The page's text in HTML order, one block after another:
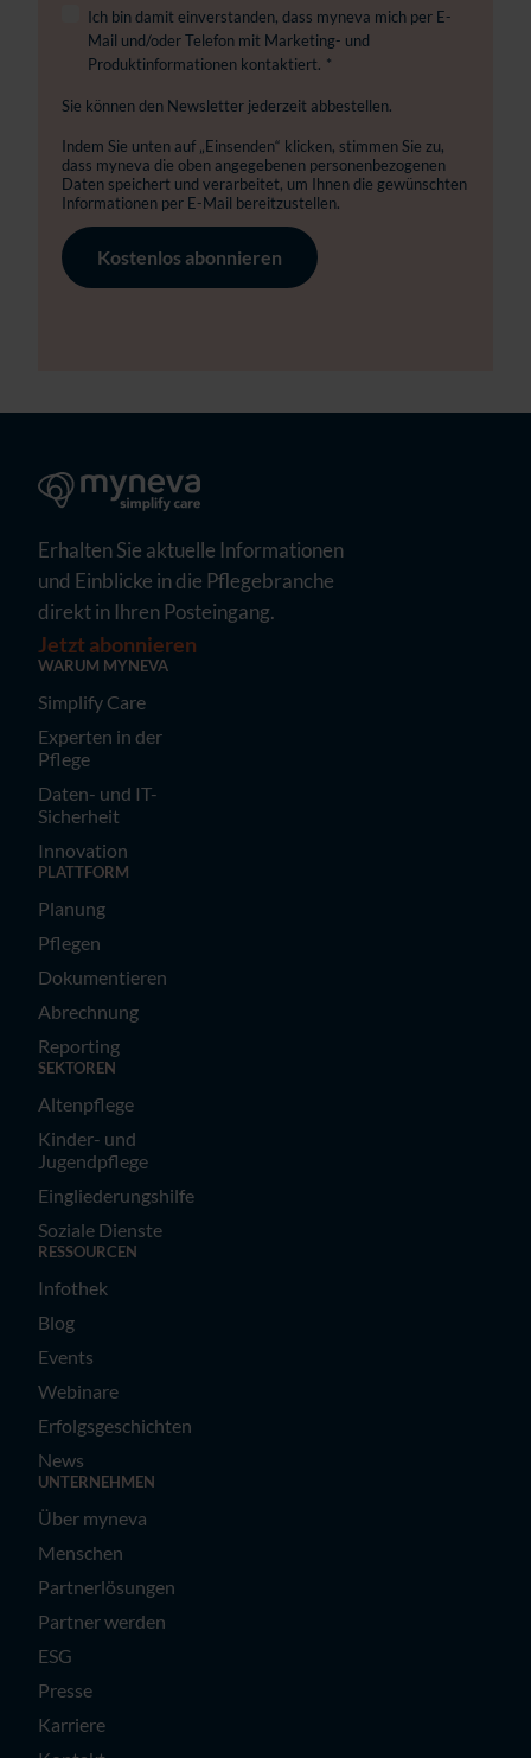
Ich bin damit einverstanden, dass myneva mich per E-
Mail und/oder Telefon mit Marketing- und
Produktinformationen kontaktiert. *
Sie können den Newsletter jederzeit abbestellen.
Indem Sie unten auf „Einsenden“ klicken, stimmen Sie zu,
dass myneva die oben angegebenen personenbezogenen
Daten speichert und verarbeitet, um Ihnen die gewünschten
Informationen per E-Mail bereitzustellen.
Erhalten Sie aktuelle Informationen
und Einblicke in die Pflegebranche
direkt in Ihren Posteingang.
Jetzt abonnieren
WARUM MYNEVA
Simplify Care
Experten in der
Pflege
Daten- und IT-
Sicherheit
Innovation
PLATTFORM
Planung
Pflegen
Dokumentieren
Abrechnung
Reporting
SEKTOREN
Altenpflege
Kinder- und
Jugendpflege
Eingliederungshilfe
Soziale Dienste
RESSOURCEN
Infothek
Blog
Events
Webinare
Erfolgsgeschichten
News
UNTERNEHMEN
Über myneva
Menschen
Partnerlösungen
Partner werden
ESG
Presse
Karriere